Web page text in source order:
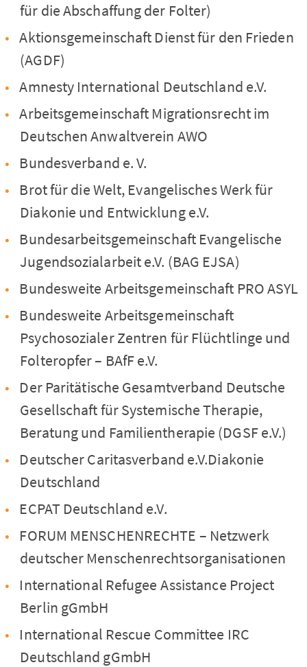
für die Abschaffung der Folter)
Aktionsgemeinschaft Dienst für den Frieden
(AGDF)
Amnesty International Deutschland e.V.
Arbeitsgemeinschaft Migrationsrecht im
Deutschen Anwaltverein AWO
Bundesverband e. V.
Brot für die Welt, Evangelisches Werk für
Diakonie und Entwicklung e.V.
Bundesarbeitsgemeinschaft Evangelische
Jugendsozialarbeit e.V. (BAG EJSA)
Bundesweite Arbeitsgemeinschaft PRO ASYL
Bundesweite Arbeitsgemeinschaft
Psychosozialer Zentren für Flüchtlinge und
Folteropfer – BAfF e.V.
Der Paritätische Gesamtverband Deutsche
Gesellschaft für Systemische Therapie,
Beratung und Familientherapie (DGSF e.V.)
Deutscher Caritasverband e.V.Diakonie
Deutschland
ECPAT Deutschland e.V.
FORUM MENSCHENRECHTE – Netzwerk
deutscher Menschenrechtsorganisationen
International Refugee Assistance Project
Berlin gGmbH
International Rescue Committee IRC
Deutschland gGmbH